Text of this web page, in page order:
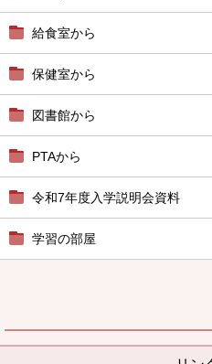
給食室から
保健室から
図書館から
PTAから
令和7年度入学説明会資料
学習の部屋